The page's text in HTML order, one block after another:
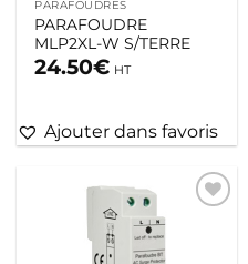
PARAFOUDRES
PARAFOUDRE
MLP2XL-W S/TERRE
24.50€ HT
Ajouter dans favoris